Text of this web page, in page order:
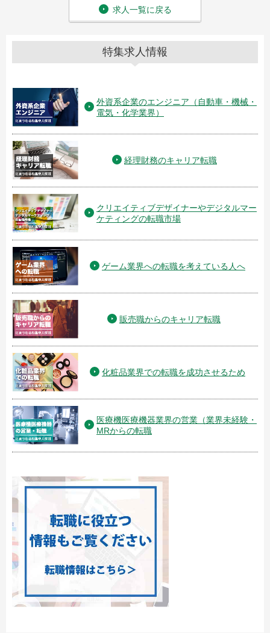
求人一覧に戻る
特集求人情報
外資系企業のエンジニア（自動車・機械・
電気・化学業界）
経理財務のキャリア転職
クリエイティブデザイナーやデジタルマー
ケティングの転職市場
ゲーム業界への転職を考えている人へ
販売職からのキャリア転職
化粧品業界での転職を成功させるため
医療機医療機器業界の営業（業界未経験・
MRからの転職